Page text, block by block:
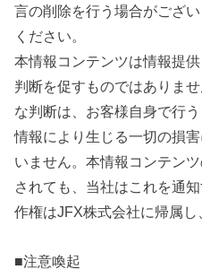
言の削除を行う場合がござ
ください。
本情報コンテンツは情報提
判断を促すものではありま
な判断は、お客様自身で行
情報により生じる一切の損
いません。本情報コンテン
されても、当社はこれを通
作権はJFX株式会社に帰属し
■注意喚起